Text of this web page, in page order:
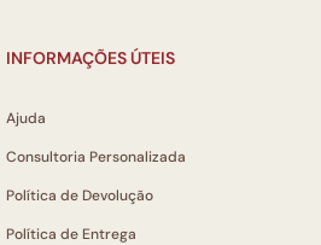
INFORMAÇÕES ÚTEIS
Ajuda
Consultoria Personalizada
Política de Devolução
Política de Entrega